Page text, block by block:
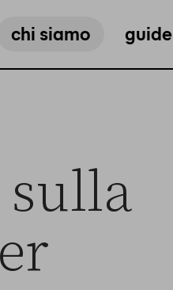
chi siamo guide
sulla